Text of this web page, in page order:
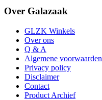
Over Galazaak
GLZK Winkels
Over ons
Q & A
Algemene voorwaarden
Privacy policy
Disclaimer
Contact
Product Archief